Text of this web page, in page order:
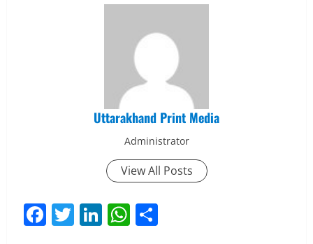
Uttarakhand Print Media
Administrator
View All Posts
Facebook
Twitter
LinkedIn
WhatsApp